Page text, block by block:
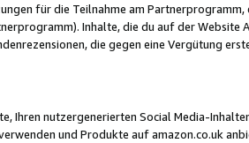
für die Teilnahme am
Inhalte, die du auf der Website
die gegen eine Vergütung
Ihren nutzergenerierten Social Media-
und Produkte auf amazon.co.uk